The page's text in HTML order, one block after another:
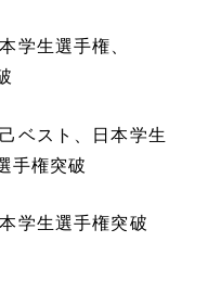
学生選手権、
ベスト、日本学生
手権突破
学生選手権突破